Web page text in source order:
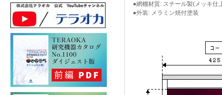
●網棚材質: スチール製(メッキ仕
●外装: メラミン焼付塗装